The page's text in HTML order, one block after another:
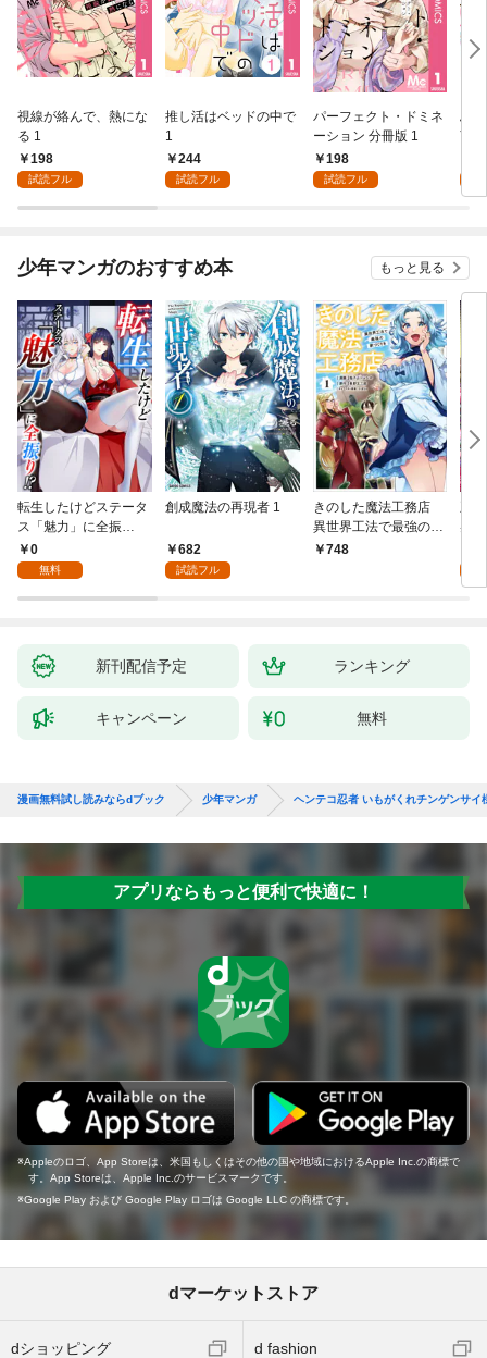
視線が絡んで、熱にな
る 1
198
試読フル
推し活はベッドの中で
1
244
試読フル
パーフェクト・ドミネ
ーション 分冊版 1
198
試読フル
ふ
言
少年マンガのおすすめ本 もっと見る
転生したけどステータ
ス「魅力」に全振
り！？(1)
0
無料
創成魔法の再現者 1
682
試読フル
きのした魔法工務店
異世界工法で最強の家
づくりを（コミック）
748
兆
る
新刊配信予定 ランキング
キャンペーン 無料
漫画無料試し読みならdブック 少年マンガ ヘンテコ忍者 いもがくれチンゲンサイ
アプリならもっと便利で快適に！
Appleのロゴ、App Storeは、米国もしくはその他の国や地域におけるApple Inc.の商標で
す。App Storeは、Apple Inc.のサービスマークです。
Google Play および Google Play ロゴは Google LLC の商標です。
dマーケットストア
dショッピング d fashion